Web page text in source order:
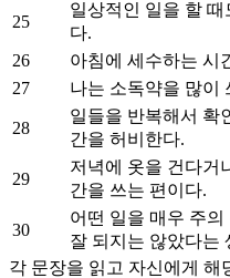
25
일상적인 일을 할
다.
26
아침에 세수하는 시
27
나는 소독약을 많이
28
일들을 반복해서 확
간을 허비한다.
29
저녁에 옷을 건다거
간을 쓰는 편이다.
30
어떤 일을 매우 주
잘 되지는 않았다는
각 문장을 읽고 자신에게 해